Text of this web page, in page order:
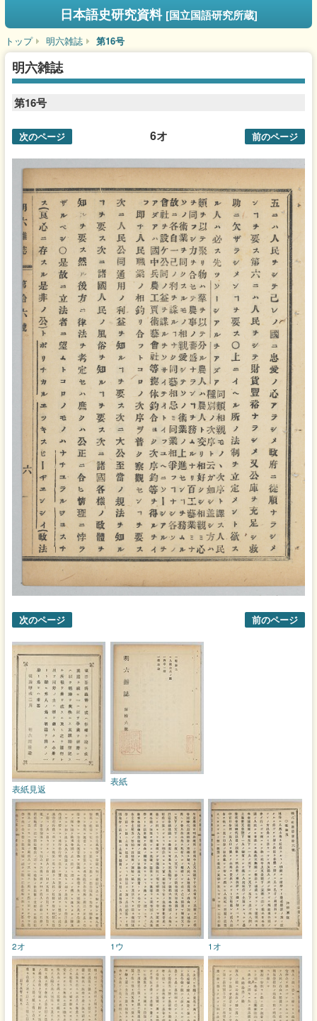
日本語史研究資料 [国立国語研究所蔵]
トップ 明六雑誌 第16号
明六雑誌
第16号
6オ
次のページ 前のページ
次のページ 前のページ
表紙
表紙見返
1オ
1ウ
2オ